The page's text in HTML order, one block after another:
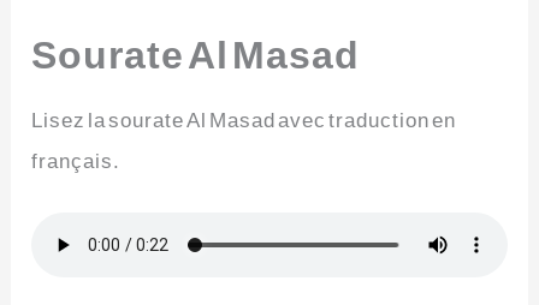
Sourate Al Masad
Lisez la sourate Al Masad avec traduction en
français.